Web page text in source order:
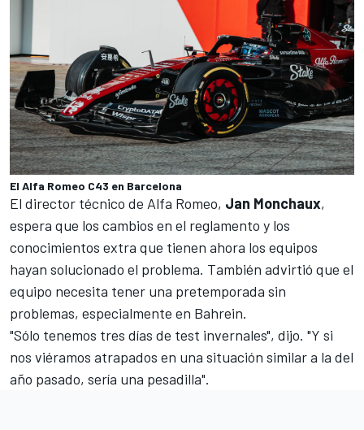
El Alfa Romeo C43 en Barcelona
El director técnico de Alfa Romeo, Jan Monchaux,
espera que los cambios en el reglamento y los
conocimientos extra que tienen ahora los equipos
hayan solucionado el problema. También advirtió que el
equipo necesita tener una pretemporada sin
problemas, especialmente en Bahrein.
"Sólo tenemos tres días de test invernales", dijo. "Y si
nos viéramos atrapados en una situación similar a la del
año pasado, sería una pesadilla".